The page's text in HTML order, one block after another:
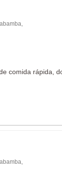
comida rápida,